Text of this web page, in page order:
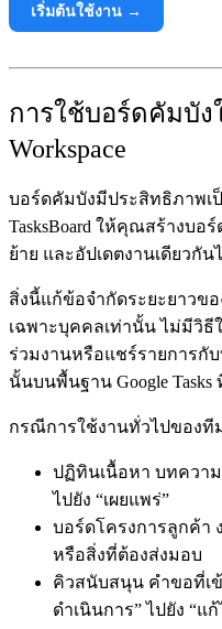
เริ่มต้นใช้งาน →
การใช้บอร์ดคัมบัง
Workspace
บอร์ดคัมบังมีประสิทธิภาพเ
TasksBoard ให้คุณสร้างบ
ย้าย และอัปเดตงานเดียวกัน
สิ่งนี้แก้ข้อจำกัดระยะยาวขอ
เฉพาะบุคคลเท่านั้น ไม่มีวิ
ร่วมงานหรือแชร์รายการกับ
นั้นบนพื้นฐาน Google
กรณีการใช้งานทั่วไปของที
ปฏิทินเนื้อหา บทความ
ไปยัง “เผยแพร่”
บอร์ดโครงการลูกค้า
หรือสิ่งที่ต้องส่งมอบ
คิวสนับสนุน คำขอที่เ
ดำเนินการ” ไปยัง “แ